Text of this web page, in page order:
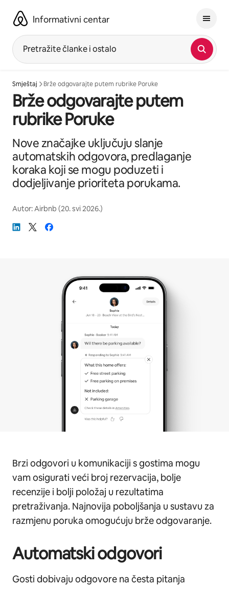
sadržaj
Informativni centar
Pretražite članke i ostalo
Smještaj Brže odgovarajte putem rubrike Poruke
Brže odgovarajte putem
rubrike Poruke
Nove značajke uključuju slanje
automatskih odgovora, predlaganje
koraka koji se mogu poduzeti i
dodjeljivanje prioriteta porukama.
Autor:Airbnb (20. svi 2026.)
Brzi odgovori u komunikaciji s gostima mogu
vam osigurati veći broj rezervacija, bolje
recenzije i bolji položaj u rezultatima
pretraživanja. Najnovija poboljšanja u sustavu za
razmjenu poruka omogućuju brže odgovaranje.
Automatski odgovori
Gosti dobivaju odgovore na česta pitanja